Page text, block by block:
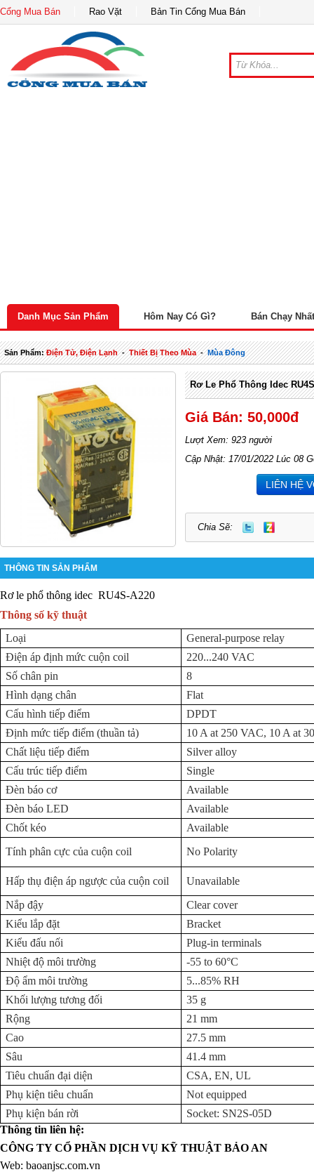
Cổng Mua Bán Rao Vặt Bản Tin Cổng Mua Bán
Danh Mục Sản Phẩm Hôm Nay Có Gì? Bán Chạy Nhất
Sản Phẩm:Điện Tử, Điện Lạnh-Thiết Bị Theo Mùa-Mùa Đông
Rơ Le Phổ Thông Idec
Giá Bán: 50,000đ
Lượt Xem: 923 người
Cập Nhật: 17/01/2022 Lúc 08
LIÊN HỆ
Chia Sẽ:
THÔNG TIN SẢN PHẨM
Rơ le phổ thông idec RU4S-A220
Thông số kỹ thuật
Loại
General-purpose relay
Điện áp định mức cuộn coil
220...240 VAC
Số chân pin
8
Hình dạng chân
Flat
Cấu hình tiếp điểm
DPDT
Định mức tiếp điểm (thuần tả)
10 A at 250 VAC, 10 A at
Chất liệu tiếp điểm
Silver alloy
Cấu trúc tiếp điểm
Single
Đèn báo cơ
Available
Đèn báo LED
Available
Chốt kéo
Available
Tính phân cực của cuộn coil
No Polarity
Hấp thụ điện áp ngược của cuộn coil
Unavailable
Nắp đậy
Clear cover
Kiểu lắp đặt
Bracket
Kiểu đấu nối
Plug-in terminals
Nhiệt độ môi trường
-55 to 60°C
Độ ẩm môi trường
5...85% RH
Khối lượng tương đối
35 g
Rộng
21 mm
Cao
27.5 mm
Sâu
41.4 mm
Tiêu chuẩn đại diện
CSA, EN, UL
Phụ kiện tiêu chuẩn
Not equipped
Phụ kiện bán rời
Socket: SN2S-05D
Thông tin liên hệ:
CÔNG TY CỔ PHẦN DỊCH VỤ KỸ THUẬT BẢO AN
Web: baoanjsc.com.vn